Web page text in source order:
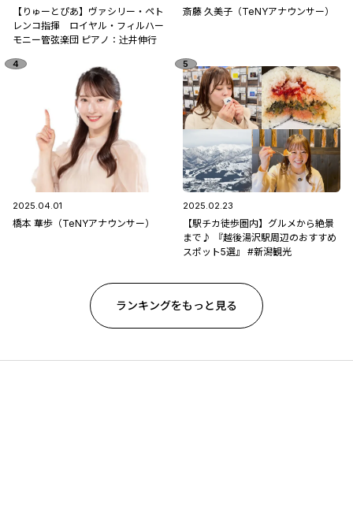
【りゅーとぴあ】ヴァシリー・ペト
レンコ指揮 ロイヤル・フィルハー
モニー管弦楽団 ピアノ：辻󠄀井伸行
斎藤 久美子（TeNYアナウンサー）
2025.04.01
橋本 華歩（TeNYアナウンサー）
2025.02.23
【駅チカ徒歩圏内】グルメから絶景
まで♪ 『越後湯沢駅周辺のおすすめ
スポット5選』 #新潟観光
ランキングをもっと見る